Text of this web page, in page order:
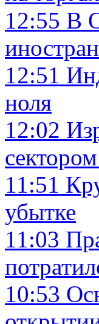
12:55 В
12:51
ноля
12:02
11:51
убытке
11:03
10:53